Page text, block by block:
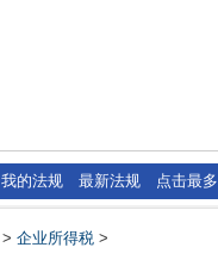
我的法规 最新法规 点击最多
> 企业所得税 >